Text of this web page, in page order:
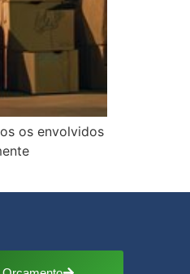
os envolvidos